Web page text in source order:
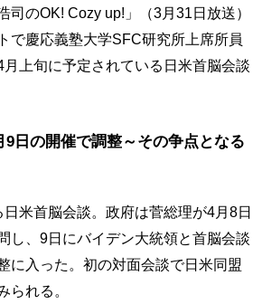
司のOK! Cozy up!」（3月31日放送）
で慶応義塾大学SFC研究所上席所員
上旬に予定されている日米首脳会談
9日の開催で調整～その争点となる
米首脳会談。政府は菅総理が4月8日
し、9日にバイデン大統領と首脳会談
に入った。初の対面会談で日米同盟
られる。